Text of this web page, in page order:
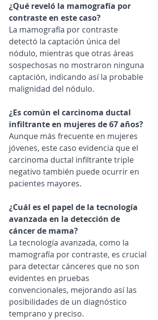
¿Qué reveló la mamografía por
contraste en este caso?
La mamografía por contraste
detectó la captación única del
nódulo, mientras que otras áreas
sospechosas no mostraron ninguna
captación, indicando así la probable
malignidad del nódulo.
¿Es común el carcinoma ductal
infiltrante en mujeres de 67 años?
Aunque más frecuente en mujeres
jóvenes, este caso evidencia que el
carcinoma ductal infiltrante triple
negativo también puede ocurrir en
pacientes mayores.
¿Cuál es el papel de la tecnología
avanzada en la detección de
cáncer de mama?
La tecnología avanzada, como la
mamografía por contraste, es crucial
para detectar cánceres que no son
evidentes en pruebas
convencionales, mejorando así las
posibilidades de un diagnóstico
temprano y preciso.